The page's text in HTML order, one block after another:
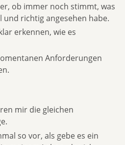
ob immer noch stimmt, was
und richtig angesehen habe.
erkennen, wie es
Anforderungen
mir die gleichen
so vor, als gebe es ein